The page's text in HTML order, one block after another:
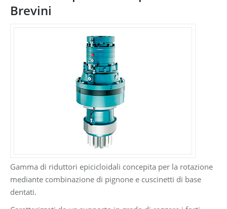
Brevini
Gamma di riduttori epicicloidali concepita per la rotazione
mediante combinazione di pignone e cuscinetti di base
dentati.